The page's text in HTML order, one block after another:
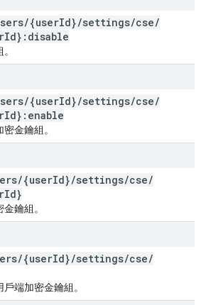
/{userId}/settings/cse/
Id}:disable
/{userId}/settings/cse/
Id}:enable
金鑰組。
/{userId}/settings/cse/
Id}
鑰組。
/{userId}/settings/cse/
端加密金鑰組。